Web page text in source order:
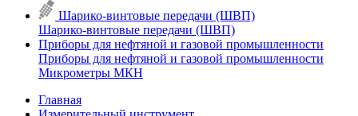
Шарико-винтовые передачи (ШВП)
Шарико-винтовые передачи (ШВП)
Приборы для нефтяной и газовой промышленности
Приборы для нефтяной и газовой промышленности
Микрометры МКН
Главная